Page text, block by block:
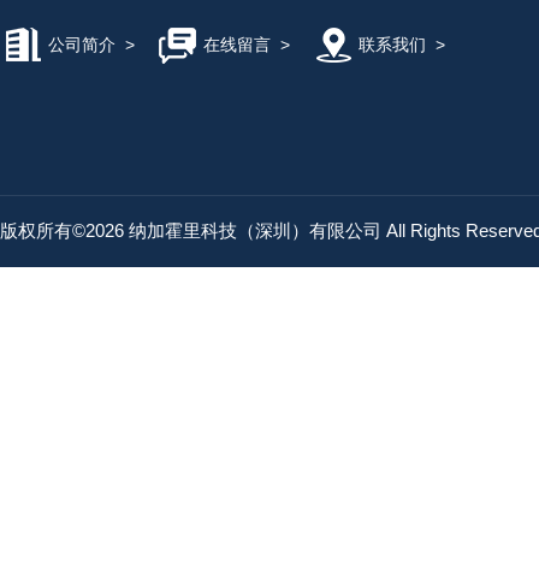
公司简介 > 在线留言> 联系我们 >
版权所有©2026 纳加霍里科技（深圳）有限公司 All Rights